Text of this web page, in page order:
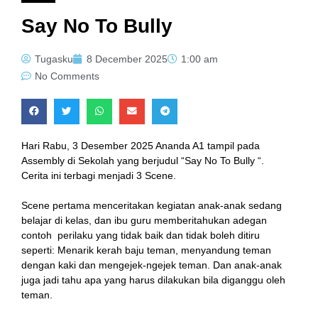
Say No To Bully
Tugasku 8 December 2025
1:00 am
No Comments
Hari Rabu, 3 Desember 2025 Ananda A1 tampil pada
Assembly di Sekolah yang berjudul “Say No To Bully “.
Cerita ini terbagi menjadi 3 Scene.
Scene pertama menceritakan kegiatan anak-anak sedang
belajar di kelas, dan ibu guru memberitahukan adegan
contoh perilaku yang tidak baik dan tidak boleh ditiru
seperti: Menarik kerah baju teman, menyandung teman
dengan kaki dan mengejek-ngejek teman. Dan anak-anak
juga jadi tahu apa yang harus dilakukan bila diganggu oleh
teman.